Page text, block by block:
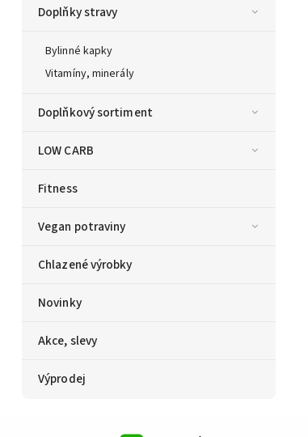
Doplňky stravy
Bylinné kapky
Vitamíny, minerály
Doplňkový sortiment
LOW CARB
Fitness
Vegan potraviny
Chlazené výrobky
Novinky
Akce, slevy
Výprodej